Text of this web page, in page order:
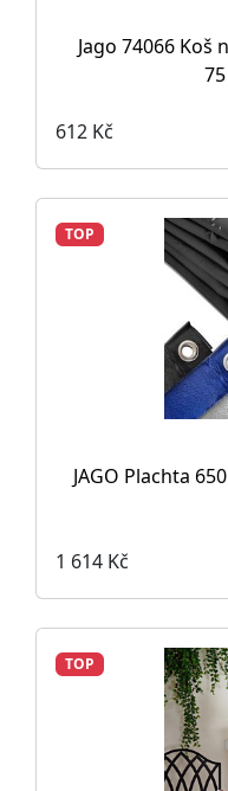
Jago 74066
612 Kč
TOP
JAGO Plachta
1 614 Kč
TOP